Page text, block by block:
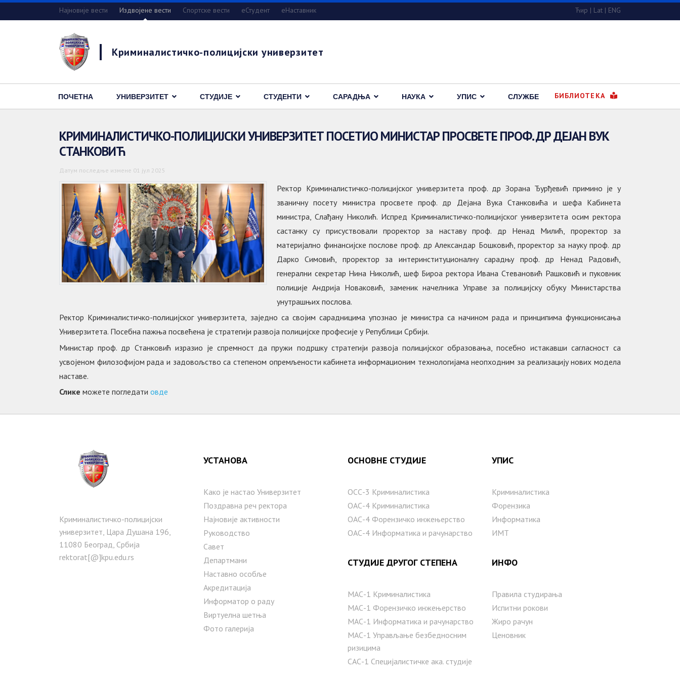
Најновије вести Издвојене вести Спортске вести eСтудент еНаставник Ћир | Lat | ENG
Криминалистичко-полицијски универзитет
БИБЛИОТЕКА
ПОЧЕТНА УНИВЕРЗИТЕТ СТУДИЈЕ СТУДЕНТИ САРАДЊА НАУКА УПИС СЛУЖБЕ
КРИМИНАЛИСТИЧКО-ПОЛИЦИЈСКИ УНИВЕРЗИТЕТ ПОСЕТИО МИНИСТАР ПРОСВЕТЕ ПРОФ. ДР ДЕЈАН ВУК
СТАНКОВИЋ
Датум последње измене 01 јул 2025
Ректор Криминалистичко-полицијског универзитета проф. др Зорана Ђурђевић примино је у
званичну посету министра просвете проф. др Дејана Вука Станковића и шефа Кабинета
министра, Слађану Николић. Испред Криминалистичко-полицијског универзитета осим ректора
састанку су присуствовали проректор за наставу проф. др Ненад Милић, проректор за
материјално финансијске послове проф. др Александар Бошковић, проректор за науку проф. др
Дарко Симовић, проректор за интеринституционалну сарадњу проф. др Ненад Радовић,
генерални секретар Нина Николић, шеф Бироа ректора Ивана Стевановић Рашковић и пуковник
полиције Андрија Новаковић, заменик начелника Управе за полицијску обуку Министарства
унутрашњих послова.
Ректор Криминалистичко-полицијског универзитета, заједно са својим сарадницима упознао је министра са начином рада и принципима функционисања
Универзитета. Посебна пажња посвећена је стратегији развоја полицијске професије у Републици Србији.
Министар проф. др Станковић изразио је спремност да пружи подршку стратегији развоја полицијског образовања, посебно истакавши сагласност са
усвојеном филозофијом рада и задовољство са степеном опремљености кабинета информационим технологијама неопходним за реализацију нових модела
наставе.
Слике можете погледати овде
Криминалистичко-полицијски
универзитет, Цара Душана 196,
11080 Београд, Србија
rektorat[@]kpu.edu.rs
УСТАНОВА
Како је настаo Универзитет
Поздравна реч ректора
Најновије активности
Руководство
Савет
Департмани
Наставно особље
Акредитација
Информатор о раду
Виртуелна шетња
Фото галерија
ОСНОВНЕ СТУДИЈЕ
ОСС-3 Криминалистика
ОАС-4 Криминалистика
ОАС-4 Форензичко инжењерство
ОАС-4 Информатика и рачунарство
СТУДИЈЕ ДРУГОГ СТЕПЕНА
МАС-1 Криминалистика
МАС-1 Форензичко инжењерство
МАС-1 Информатика и рачунарство
MAС-1 Управљање безбедносним
ризицима
САС-1 Специјалистичке ака. студије
УПИС
Криминалистика
Форензика
Информатика
ИМТ
ИНФО
Правила студирања
Испитни рокови
Жиро рачун
Ценовник